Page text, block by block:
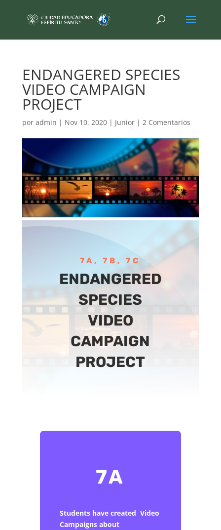
ENDANGERED SPECIES
VIDEO CAMPAIGN
PROJECT
por admin | Nov 10, 2020| Junior| 2 Comentarios
7A, 7B, 7C
ENDANGERED
SPECIES
VIDEO
CAMPAIGN
PROJECT
7A
Students have created Video
Campaigns about